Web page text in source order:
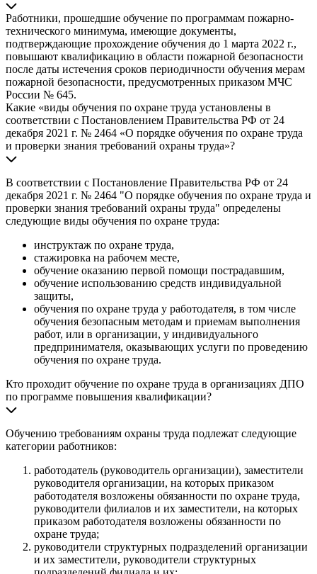
Работники, прошедшие обучение по программам пожарно-
технического минимума, имеющие документы,
подтверждающие прохождение обучения до 1 марта 2022 г.,
повышают квалификацию в области пожарной безопасности
после даты истечения сроков периодичности обучения мерам
пожарной безопасности, предусмотренных приказом МЧС
России № 645.
Какие «виды обучения по охране труда установлены в
соответствии с Постановлением Правительства РФ от 24
декабря 2021 г. № 2464 «О порядке обучения по охране труда
и проверки знания требований охраны труда»?
В соответствии с Постановление Правительства РФ от 24
декабря 2021 г. № 2464 "О порядке обучения по охране труда и
проверки знания требований охраны труда" определены
следующие виды обучения по охране труда:
инструктаж по охране труда,
стажировка на рабочем месте,
обучение оказанию первой помощи пострадавшим,
обучение использованию средств индивидуальной
защиты,
обучения по охране труда у работодателя, в том числе
обучения безопасным методам и приемам выполнения
работ, или в организации, у индивидуального
предпринимателя, оказывающих услуги по проведению
обучения по охране труда.
Кто проходит обучение по охране труда в организациях ДПО
по программе повышения квалификации?
Обучению требованиям охраны труда подлежат следующие
категории работников:
работодатель (руководитель организации), заместители
руководителя организации, на которых приказом
работодателя возложены обязанности по охране труда,
руководители филиалов и их заместители, на которых
приказом работодателя возложены обязанности по
охране труда;
руководители структурных подразделений организации
и их заместители, руководители структурных